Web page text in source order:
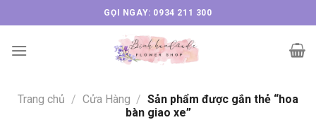
to
content
GỌI NGAY: 0934 211 300
Trang chủ / Cửa Hàng / Sản phẩm được gắn thẻ “hoa
bàn giao xe”